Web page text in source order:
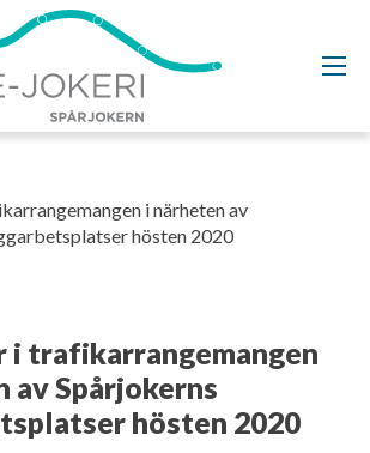
i närheten av
hösten 2020
i trafikarrangemangen
av Spårjokerns
hösten 2020